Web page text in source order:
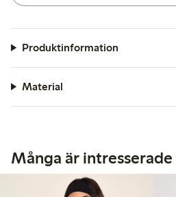
Produktinformation
Material
Många är intresserade